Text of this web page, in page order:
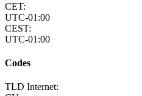
CET:
UTC-01:00
CEST:
UTC-01:00
Codes
TLD Internet: